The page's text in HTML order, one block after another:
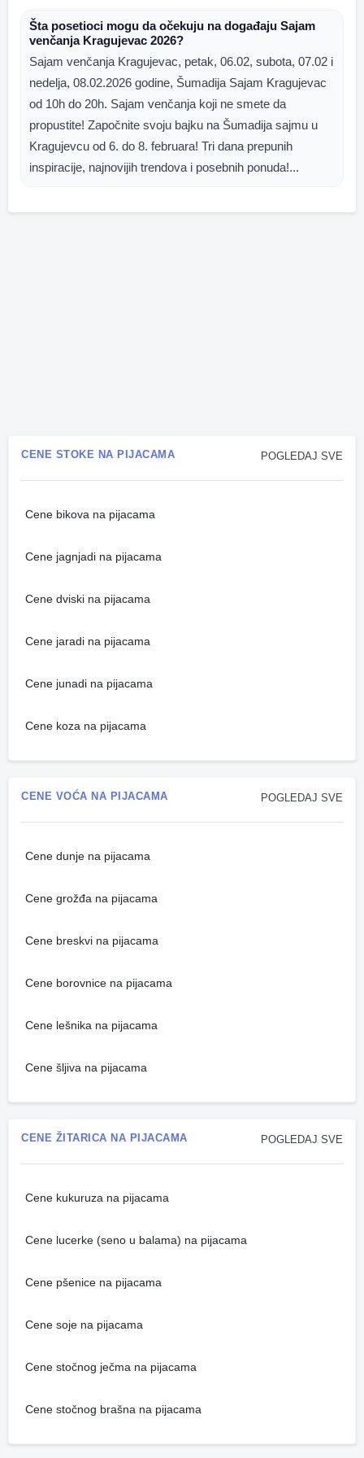
Šta posetioci mogu da očekuju na događaju Sajam
venčanja Kragujevac 2026?
Sajam venčanja Kragujevac, petak, 06.02, subota, 07.02 i
nedelja, 08.02.2026 godine, Šumadija Sajam Kragujevac
od 10h do 20h. Sajam venčanja koji ne smete da
propustite! Započnite svoju bajku na Šumadija sajmu u
Kragujevcu od 6. do 8. februara! Tri dana prepunih
inspiracije, najnovijih trendova i posebnih ponuda!...
POGLEDAJ SVE
CENE STOKE NA PIJACAMA
Cene bikova na pijacama
Cene jagnjadi na pijacama
Cene dviski na pijacama
Cene jaradi na pijacama
Cene junadi na pijacama
Cene koza na pijacama
POGLEDAJ SVE
CENE VOĆA NA PIJACAMA
Cene dunje na pijacama
Cene grožđa na pijacama
Cene breskvi na pijacama
Cene borovnice na pijacama
Cene lešnika na pijacama
Cene šljiva na pijacama
POGLEDAJ SVE
CENE ŽITARICA NA PIJACAMA
Cene kukuruza na pijacama
Cene lucerke (seno u balama) na pijacama
Cene pšenice na pijacama
Cene soje na pijacama
Cene stočnog ječma na pijacama
Cene stočnog brašna na pijacama